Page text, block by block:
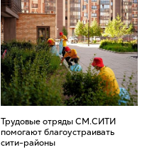
Трудовые отряды СМ.СИТИ
помогают благоустраивать
сити-районы